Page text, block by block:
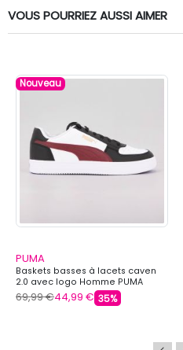
VOUS POURRIEZ AUSSI AIMER
Nouveau
PUMA
Baskets basses à lacets caven
2.0 avec logo Homme PUMA
69,99 €44,99 € 35%